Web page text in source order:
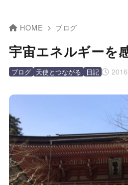
HOME ブログ
宇宙エネルギーを
ブログ 天使とつながる 日記